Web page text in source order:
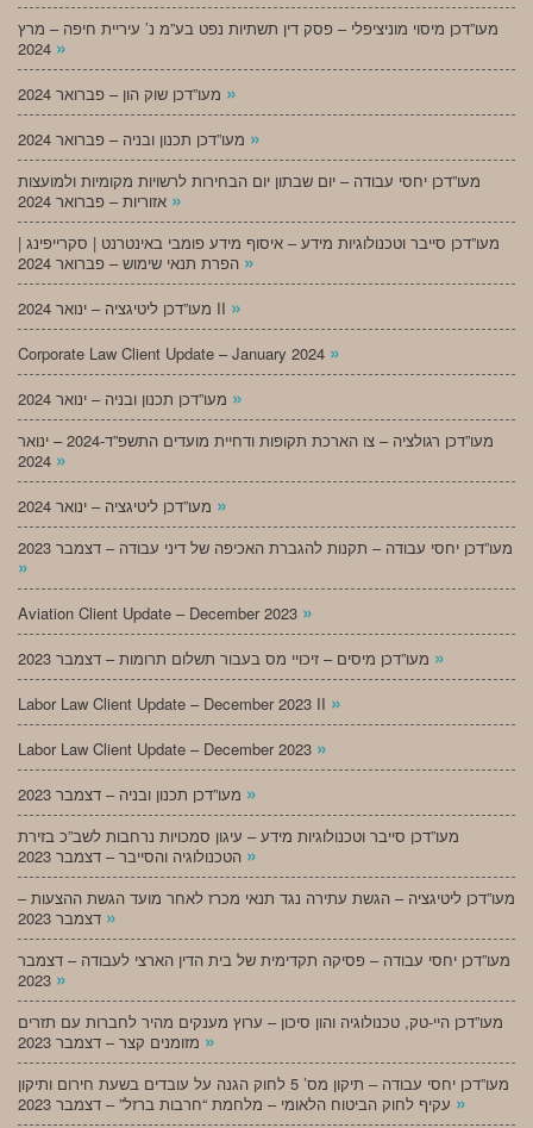
מעו”דכן מיסוי מוניציפלי – פסק דין תשתיות נפט בע”מ נ’ עיריית חיפה – מרץ
»
»
»
מעו”דכן יחסי עבודה – יום שבתון יום הבחירות לרשויות מקומיות ולמועצות
»
מעו”דכן סייבר וטכנולוגיות מידע – איסוף מידע פומבי באינטרנט | סקרייפינג |
»
מעו”דכן ליטיגציה – ינואר 2024 II »
Corporate Law Client Update – January 2024 »
»
מעו”דכן רגולציה – צו הארכת תקופות ודחיית מועדים התשפ”ד-2024 – ינואר
»
»
מעו”דכן יחסי עבודה – תקנות להגברת האכיפה של דיני עבודה – דצמבר 2023
»
Aviation Client Update – December 2023 »
»
Labor Law Client Update – December 2023 II »
Labor Law Client Update – December 2023 »
»
מעו”דכן סייבר וטכנולוגיות מידע – עיגון סמכויות נרחבות לשב”כ בזירת
»
מעו”דכן ליטיגציה – הגשת עתירה נגד תנאי מכרז לאחר מועד הגשת ההצעות –
»
מעו”דכן יחסי עבודה – פסיקה תקדימית של בית הדין הארצי לעבודה – דצמבר
»
מעו”דכן היי-טק, טכנולוגיה והון סיכון – ערוץ מענקים מהיר לחברות עם תזרים
»
מעו”דכן יחסי עבודה – תיקון מס’ 5 לחוק הגנה על עובדים בשעת חירום ותיקון
»